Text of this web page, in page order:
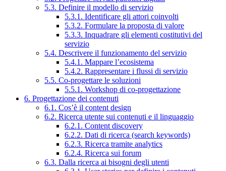
5.3. Definire il modello di servizio
5.3.1. Identificare gli attori coinvolti
5.3.2. Formulare la proposta di valore
5.3.3. Inquadrare gli elementi costitutivi del
servizio
5.4. Descrivere il funzionamento del servizio
5.4.1. Mappare l’ecosistema
5.4.2. Rappresentare i flussi di servizio
5.5. Co-progettare le soluzioni
5.5.1. Workshop di co-progettazione
6. Progettazione dei contenuti
6.1. Cos’è il content design
6.2. Ricerca utente sui contenuti e il linguaggio
6.2.1. Content discovery
6.2.2. Dati di ricerca (search keywords)
6.2.3. Ricerca tramite analytics
6.2.4. Ricerca sui forum
6.3. Dalla ricerca ai bisogni degli utenti